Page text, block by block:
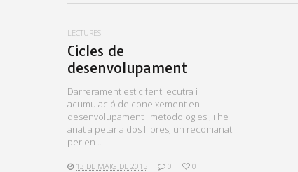
LECTURES
Cicles de
desenvolupament
Darrerament estic fent lecutra i
acumulació de coneixement en
desenvolupament i metodologies , i he
anat a petar a dos llibres, un recomanat
per en ..
13 DE MAIG DE 2015 0 0